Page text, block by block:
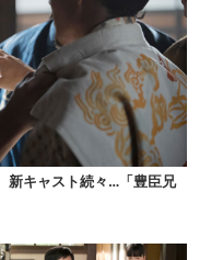
新キャスト続々…「豊臣兄